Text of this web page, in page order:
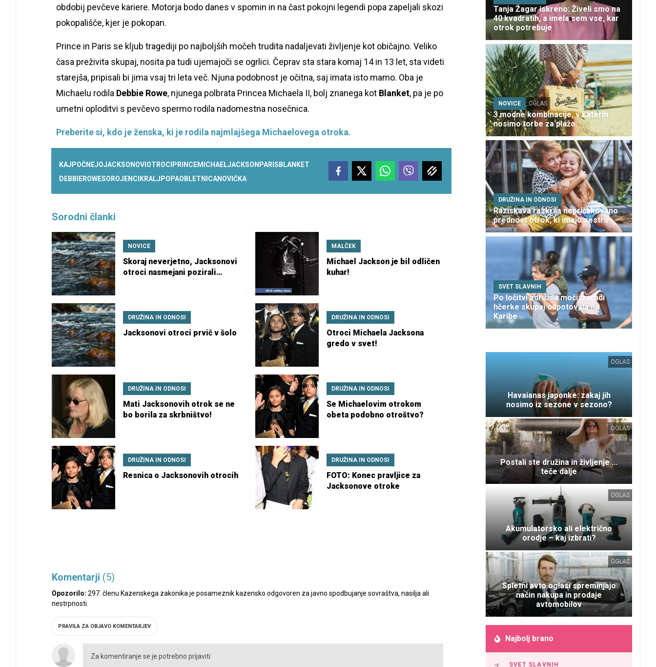
obdobij pevčeve kariere. Motorja bodo danes v spomin in na čast pokojni legendi popa zapeljali skozi
pokopališče, kjer je pokopan.
Prince in Paris se kljub tragediji po najboljših močeh trudita nadaljevati življenje kot običajno. Veliko
časa preživita skupaj, nosita pa tudi ujemajoči se ogrlici. Čeprav sta stara komaj 14 in 13 let, sta videti
starejša, pripisali bi jima vsaj tri leta več. Njuna podobnost je očitna, saj imata isto mamo. Oba je
Michaelu rodila Debbie Rowe, njunega polbrata Princea Michaela II, bolj znanega kot Blanket, pa je po
umetni oploditvi s pevčevo spermo rodila nadomestna nosečnica.
Preberite si, kdo je ženska, ki je rodila najmlajšega Michaelovega otroka.
KAJ POČNEJOJACKSONOVI OTROCI PRINCEMICHAELJACKSON PARIS BLANKET
DEBBIEROWESOROJENCI KRALJ POPAOBLETNICANOVIČKA
Sorodni članki
NOVICE
Skoraj neverjetno, Jacksonovi
otroci nasmejani pozirali
MALČEK
Michael Jackson je bil odličen
kuhar!
DRUŽINA IN ODNOSI
Jacksonovi otroci prvič v šolo
DRUŽINA IN ODNOSI
Otroci Michaela Jacksona
gredo v svet!
DRUŽINA IN ODNOSI
Mati Jacksonovih otrok se ne
bo borila za skrbništvo!
DRUŽINA IN ODNOSI
Se Michaelovim otrokom
obeta podobno otroštvo?
DRUŽINA IN ODNOSI
Resnica o Jacksonovih otrocih
DRUŽINA IN ODNOSI
FOTO: Konec pravljice za
Jacksonove otroke
Komentarji (5)
Opozorilo: 297. členu Kazenskega zakonika je posameznik kazensko odgovoren za javno spodbujanje sovraštva, nasilja ali
nestrpnosti.
PRAVILA ZA OBJAVO KOMENTARJEV
Tanja Žagar iskreno: Živeli smo na
40 kvadratih, a imela sem vse, kar
otrok potrebuje
NOVICE OGLAS
3 modne kombinacije, v katerih
nosimo torbe za plažo
DRUŽINA IN ODNOSI
Raziskava razkrila nepričakovano
prednost otrok, ki imajo sestro
SVET SLAVNIH
Po ločitvi združila moči: zaradi
hčerke skupaj odpotovala na
Karibe
OGLAS
Havaianas japonke: zakaj jih
nosimo iz sezone v sezono?
OGLAS
Postali ste družina in življenje ...
teče dalje
OGLAS
Akumulatorsko ali električno
orodje – kaj izbrati?
OGLAS
Spletni avto oglasi spreminjajo
način nakupa in prodaje
avtomobilov
Najbolj brano
SVET SLAVNIH